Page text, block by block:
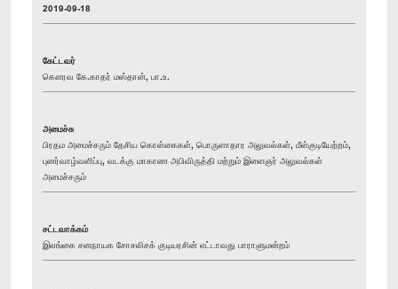
2019-09-18
கேட்டவர்
கௌரவ கே.காதர் மஸ்தான், பா.உ.
அமைச்சு
பிரதம அமைச்சரும் தேசிய கொள்கைகள், பொருளாதார அலுவல்கள், மீள்குடியேற்றம்,
புனர்வாழ்வளிப்பு, வடக்கு மாகாண அபிவிருத்தி மற்றும் இளைஞர் அலுவல்கள்
அமைச்சரும்
சட்டவாக்கம்
இலங்கை சனநாயக சோசலிசக் குடியரசின் எட்டாவது பாராளுமன்றம்